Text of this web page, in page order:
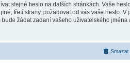
stejné heslo na dalších stránkách. Vaše
třetí strany, požadovat od vás vaše heslo.
žádat zadaní vašeho uživatelského